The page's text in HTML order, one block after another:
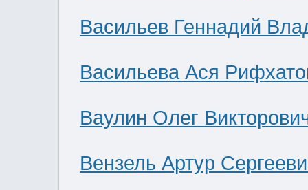
Васильев Геннадий
Васильева Ася
Ваулин Олег
Вензель Артур